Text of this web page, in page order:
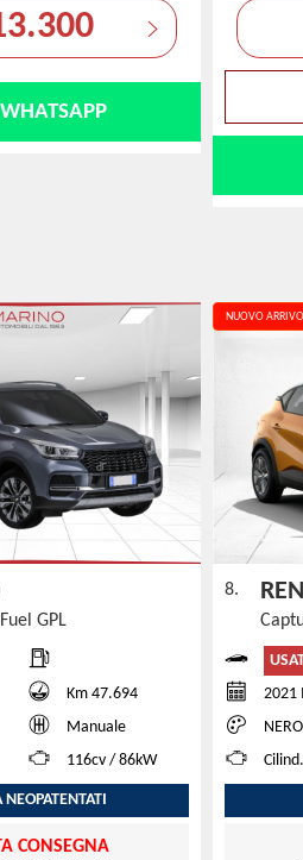
WHATSAPP
GPL
Km 47.694
Manuale
116cv / 86kW
CONSEGNA
NUOVO ARRIVO
8.
2021